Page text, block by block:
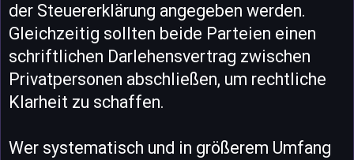
der Steuererklärung angegeben werden.
Gleichzeitig sollten beide Parteien einen
schriftlichen Darlehensvertrag zwischen
Privatpersonen abschließen, um rechtliche
Klarheit zu schaffen.
Wer systematisch und in größerem Umfang